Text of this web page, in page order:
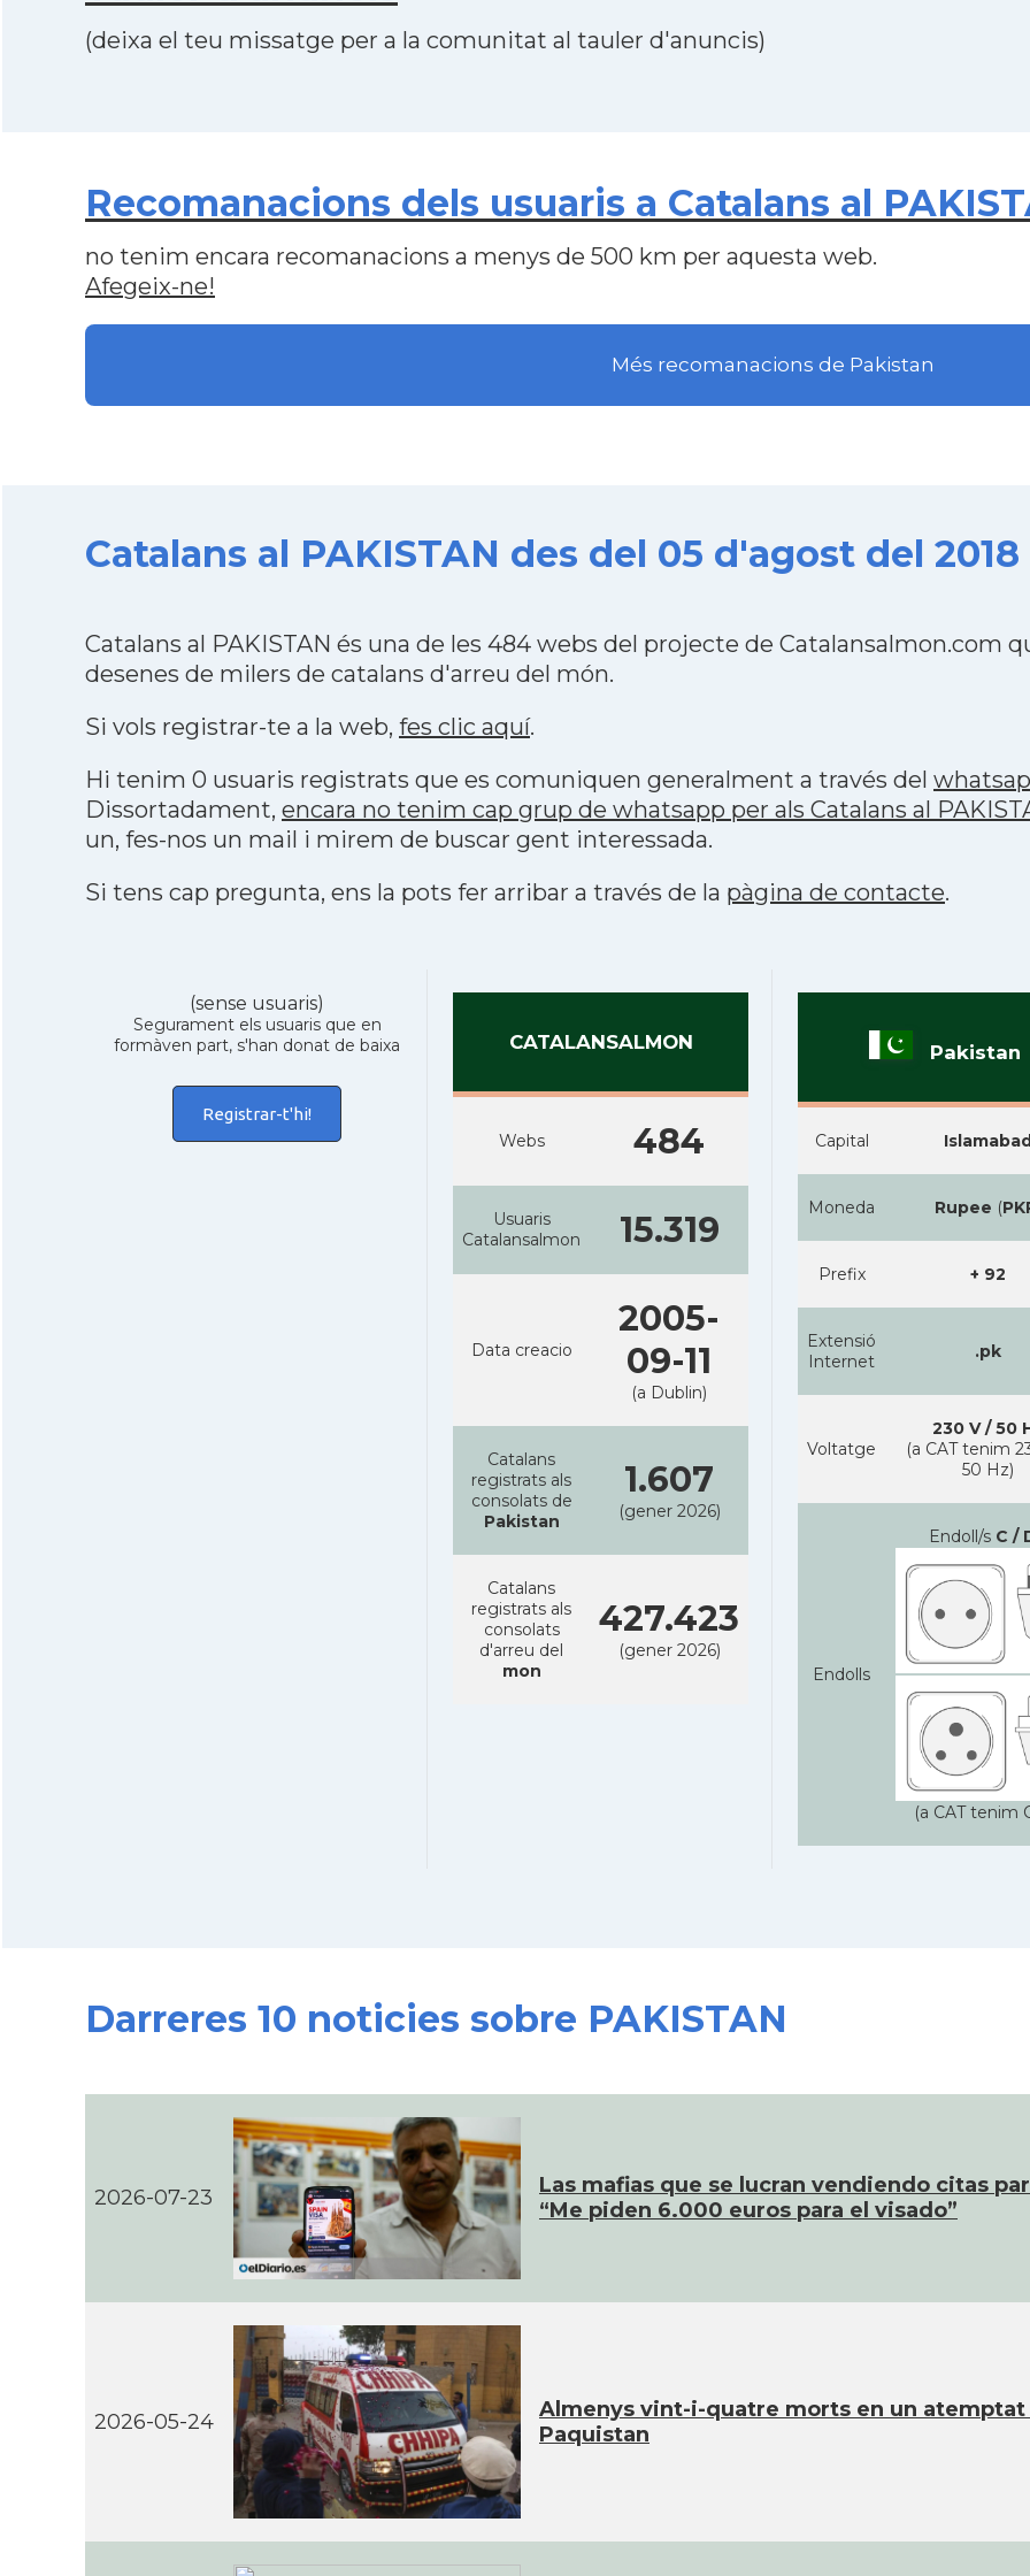
(deixa el teu missatge per a la comunitat al tauler d'anuncis)
Recomanacions dels usuaris a Catalans al
no tenim encara recomanacions a menys de 500 km per aquesta web.
Afegeix-ne!
Més recomanacions de Pakistan
Catalans al PAKISTAN des del 05 d'agost del 2018
Catalans al PAKISTAN és una de les 484 webs del projecte de Catalansalmon.com
desenes de milers de catalans d'arreu del món.
Si vols registrar-te a la web, fes clic aquí.
Hi tenim 0 usuaris registrats que es comuniquen generalment a través del
Dissortadament, encara no tenim cap grup de whatsapp per als Catalans al
un, fes-nos un mail i mirem de buscar gent interessada.
Si tens cap pregunta, ens la pots fer arribar a través de la pàgina de contacte.
(sense usuaris)
Segurament els usuaris que en
formàven part, s'han donat de baixa
Registrar-t'hi!
CATALANSALMON
Webs 484
Usuaris
Catalansalmon
15.319
Data creacio
2005-
09-11
(a Dublin)
Catalans
registrats als
consolats de
Pakistan
1.607
(gener 2026)
Catalans
registrats als
consolats
d'arreu del
mon
427.423
(gener 2026)
Pakistan
Capital
Moneda Rupee (
Prefix + 92
Extensió
Internet
.pk
Voltatge
230 V / 50
(a CAT tenim
50 Hz)
Endolls
Endoll/s C /
(a CAT tenim
Darreres 10 noticies sobre PAKISTAN
2026-07-23
Las mafias que se lucran vendiendo citas
“Me piden 6.000 euros para el visado”
2026-05-24
Almenys vint-i-quatre morts en un
Paquistan